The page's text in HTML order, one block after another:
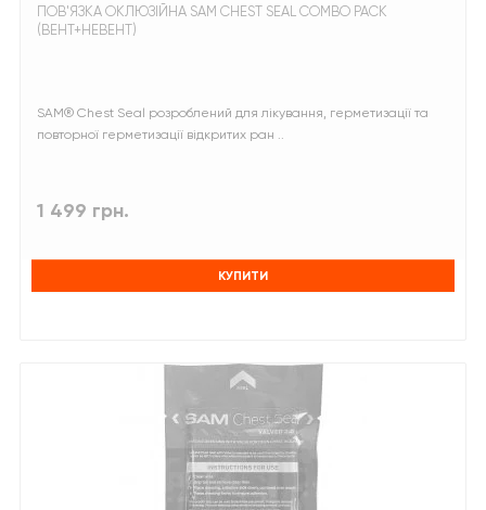
ПОВ'ЯЗКА ОКЛЮЗІЙНА SAM CHEST SEAL COMBO PACK
(ВЕНТ+НЕВЕНТ)
SAM® Chest Seal розроблений для лікування, герметизації та
повторної герметизації відкритих ран ..
1 499 грн.
КУПИТИ